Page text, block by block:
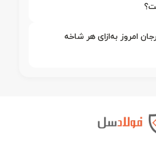
25 سیرجان امروز به‌ازای هر شاخه